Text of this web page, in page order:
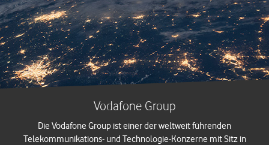
Vodafone Group
Die Vodafone Group ist einer der weltweit führenden
Telekommunikations- und Technologie-Konzerne mit Sitz in